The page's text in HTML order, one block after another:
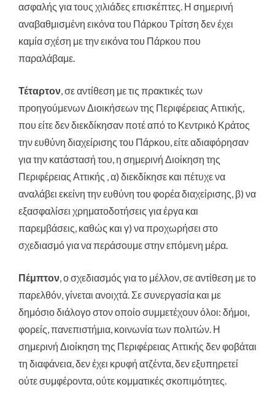
ασφαλής για τους χιλιάδες επισκέπτες. Η σημερινή
αναβαθμισμένη εικόνα του Πάρκου Τρίτση δεν έχει
καμία σχέση με την εικόνα του Πάρκου που
παραλάβαμε.
Τέταρτον, σε αντίθεση με τις πρακτικές των
προηγούμενων Διοικήσεων της Περιφέρειας Αττικής,
που είτε δεν διεκδίκησαν ποτέ από το Κεντρικό Κράτος
την ευθύνη διαχείρισης του Πάρκου, είτε αδιαφόρησαν
για την κατάστασή του, η σημερινή Διοίκηση της
Περιφέρειας Αττικής , α) διεκδίκησε και πέτυχε να
αναλάβει εκείνη την ευθύνη του φορέα διαχείρισης, β) να
εξασφαλίσει χρηματοδοτήσεις για έργα και
παρεμβάσεις, καθώς και γ) να προχωρήσει στο
σχεδιασμό για να περάσουμε στην επόμενη μέρα.
Πέμπτον, ο σχεδιασμός για το μέλλον, σε αντίθεση με το
παρελθόν, γίνεται ανοιχτά. Σε συνεργασία και με
δημόσιο διάλογο στον οποίο συμμετέχουν όλοι: δήμοι,
φορείς, πανεπιστήμια, κοινωνία των πολιτών. Η
σημερινή Διοίκηση της Περιφέρειας Αττικής δεν φοβάται
τη διαφάνεια, δεν έχει κρυφή ατζέντα, δεν εξυπηρετεί
ούτε συμφέροντα, ούτε κομματικές σκοπιμότητες.